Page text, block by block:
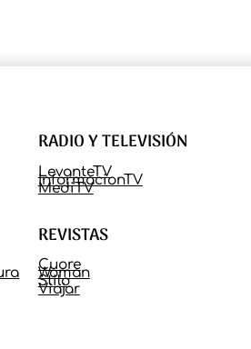
RADIO Y TELEVISIÓN
LevanteTV
InformacionTV
MediTV
REVISTAS
Cuore
Woman
Stilo
Viajar